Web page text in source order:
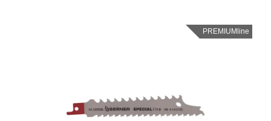
PREMIUMline